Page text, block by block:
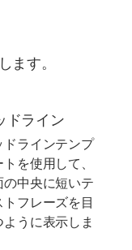
ます。
ドライン
ドラインテンプ
トを使用して、
の中央に短いテ
トフレーズを目
ように表示しま